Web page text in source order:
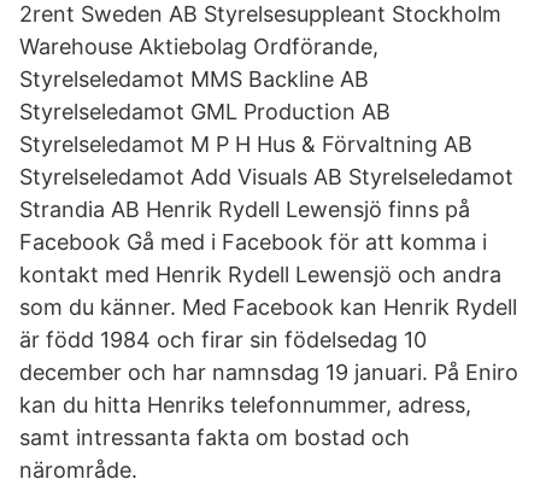
2rent Sweden AB Styrelsesuppleant Stockholm
Warehouse Aktiebolag Ordförande,
Styrelseledamot MMS Backline AB
Styrelseledamot GML Production AB
Styrelseledamot M P H Hus & Förvaltning AB
Styrelseledamot Add Visuals AB Styrelseledamot
Strandia AB Henrik Rydell Lewensjö finns på
Facebook Gå med i Facebook för att komma i
kontakt med Henrik Rydell Lewensjö och andra
som du känner. Med Facebook kan Henrik Rydell
är född 1984 och firar sin födelsedag 10
december och har namnsdag 19 januari. På Eniro
kan du hitta Henriks telefonnummer, adress,
samt intressanta fakta om bostad och
närområde.